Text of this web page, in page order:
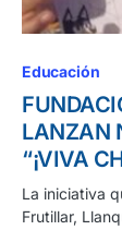
Educación
LANZAN
“¡VIVA
La iniciativa
Frutillar,